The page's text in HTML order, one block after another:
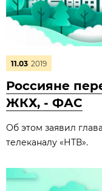
11.03 2019
Россияне
ЖКХ, - ФАС
Об этом заявил
телеканалу «НТВ».